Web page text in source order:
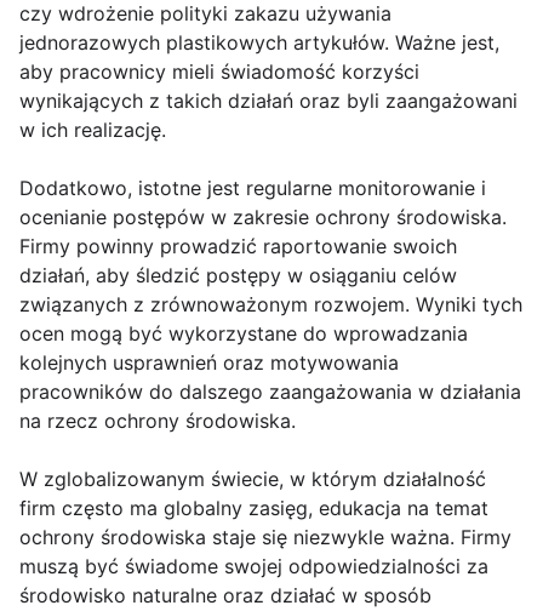
czy wdrożenie polityki zakazu używania
jednorazowych plastikowych artykułów. Ważne jest,
aby pracownicy mieli świadomość korzyści
wynikających z takich działań oraz byli zaangażowani
w ich realizację.
Dodatkowo, istotne jest regularne monitorowanie i
ocenianie postępów w zakresie ochrony środowiska.
Firmy powinny prowadzić raportowanie swoich
działań, aby śledzić postępy w osiąganiu celów
związanych z zrównoważonym rozwojem. Wyniki tych
ocen mogą być wykorzystane do wprowadzania
kolejnych usprawnień oraz motywowania
pracowników do dalszego zaangażowania w działania
na rzecz ochrony środowiska.
W zglobalizowanym świecie, w którym działalność
firm często ma globalny zasięg, edukacja na temat
ochrony środowiska staje się niezwykle ważna. Firmy
muszą być świadome swojej odpowiedzialności za
środowisko naturalne oraz działać w sposób